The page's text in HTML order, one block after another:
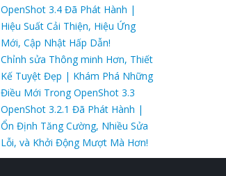
OpenShot 3.4 Đã Phát Hành |
Hiệu Suất Cải Thiện, Hiệu Ứng
Mới, Cập Nhật Hấp Dẫn!
Chỉnh sửa Thông minh Hơn, Thiết
Kế Tuyệt Đẹp | Khám Phá Những
Điều Mới Trong OpenShot 3.3
OpenShot 3.2.1 Đã Phát Hành |
Ổn Định Tăng Cường, Nhiều Sửa
Lỗi, và Khởi Động Mượt Mà Hơn!